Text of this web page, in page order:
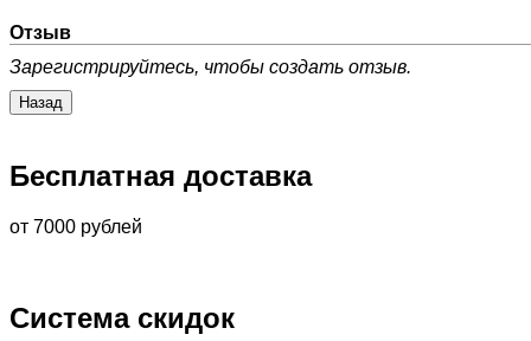
Отзыв
Зарегистрируйтесь, чтобы создать отзыв.
Бесплатная доставка
от 7000 рублей
Система скидок